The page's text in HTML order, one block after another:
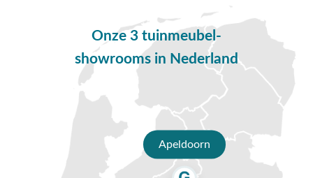
Vragen of hulp nodig?
Heb je nog vragen over de 4 Seasons Outdoor Nevada
tuintafel? Bel ons dan op
0488-441220
, stuur een e-mail naar
info@vdgarde.nl
of maak gebruik van de chatfunctie.
Uiteraard ben je ook van harte welkom in onze showroom in
Opheusden, Duiven of Apeldoorn. Onze specialisten voorzien
je graag van een deskundig advies op maat.
Waarom kopen bij Van der Garde
Onze 3 tuinmeubel-
showrooms in Nederland
Apeldoorn